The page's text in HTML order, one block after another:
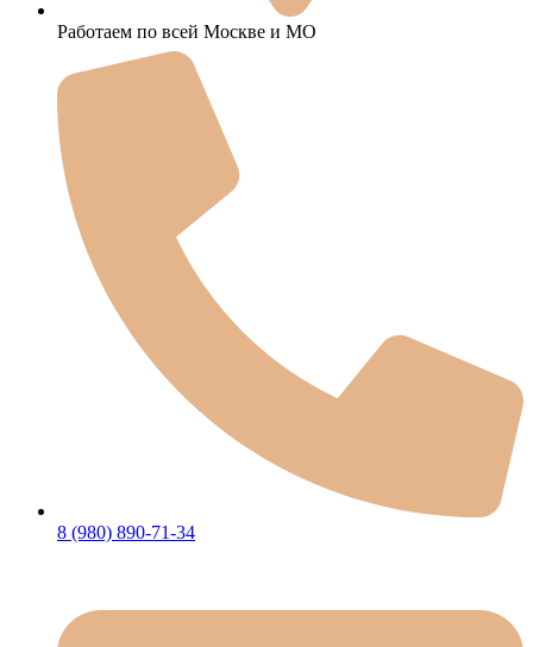
Работаем по всей Москве и МО
8 (980) 890-71-34